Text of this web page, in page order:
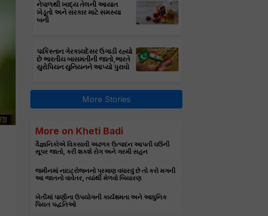
નેપાળથી ખાદ્ય તેલની આયાત
ખેડૂતો અને સરકાર માટે સમસ્યા
બની
પાકિસ્તાન ગેરકાયદેસર ઉગાડી રહ્યો
છે ભારતીય બાસમતીની જાતો,ભારતે
યુરોપિયન યુનિયનને આપ્યો પુરાવો
More Stories
More on Kheti Badi
વૈજ્ઞાનિકોએ વિકસાવી અઢળક ઉત્પાદન આપતી ઘઉંની
સૂપર જાતો, કરી શકશે રોગ અને ગરમી સહન
જમીનમાં નાઇટ્રોજનનો પ્રમાણ વધારવું છે તો કરો મગની
આ જાતનો વાવેતર, ત્યાંથી મેળવો બિયારણ
ખેતીમાં પાણીના ઉપયોગની કાર્યક્ષમતા અને આધુનિક
પિયત પદ્ધતિઓ